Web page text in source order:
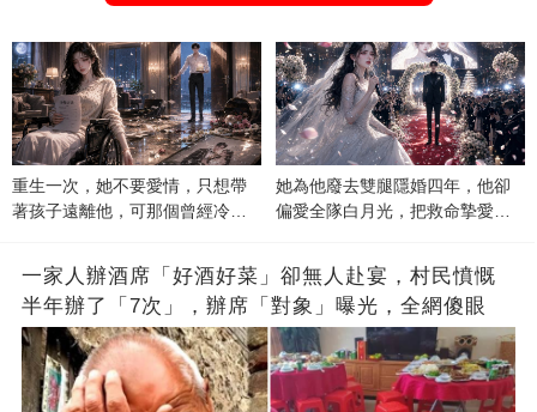
重生一次，她不要愛情，只想帶
著孩子遠離他，可那個曾經冷漠
她為他廢去雙腿隱婚四年，他卻
偏愛全隊白月光，把救命摯愛當
一家人辦酒席「好酒好菜」卻無人赴宴，村民憤慨
半年辦了「7次」，辦席「對象」曝光，全網傻眼